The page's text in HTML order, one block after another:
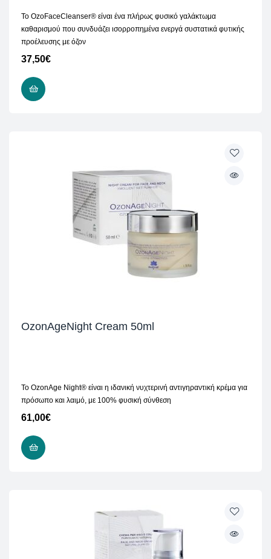
Το OzoFaceCleanser® είναι ένα πλήρως φυσικό γαλάκτωμα
καθαρισμού που συνδυάζει ισορροπημένα ενεργά συστατικά φυτικής
προέλευσης με όζον
37,50€
OzonAgeNight Cream 50ml
Το OzonAge Night® είναι η ιδανική νυχτερινή αντιγηραντική κρέμα για
πρόσωπο και λαιμό, με 100% φυσική σύνθεση
61,00€